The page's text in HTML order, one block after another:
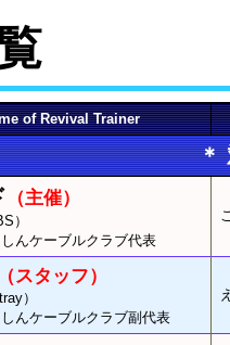
of Revival Trainer
＊
（主催）
）
しんケーブルクラブ代表
（スタッフ）
）
しんケーブルクラブ副代表